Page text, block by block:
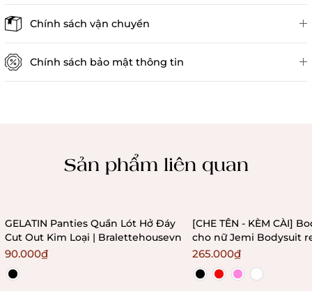
Chính sách vận chuyển
Chính sách bảo mật thông tin
Sản phẩm liên quan
GELATIN Panties Quần Lót Hở Đáy
Cut Out Kim Loại | Bralettehousevn
90.000₫
[CHE TÊN - KÈM CÀI]
cho nữ Jemi Bodysuit
không gọng không
Bralettehousevn
265.000₫